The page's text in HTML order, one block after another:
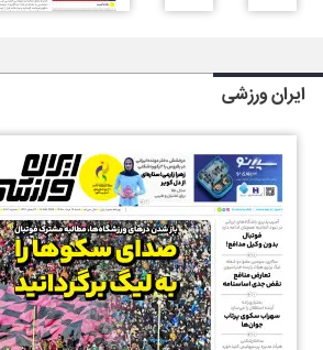
ایران ورزشی